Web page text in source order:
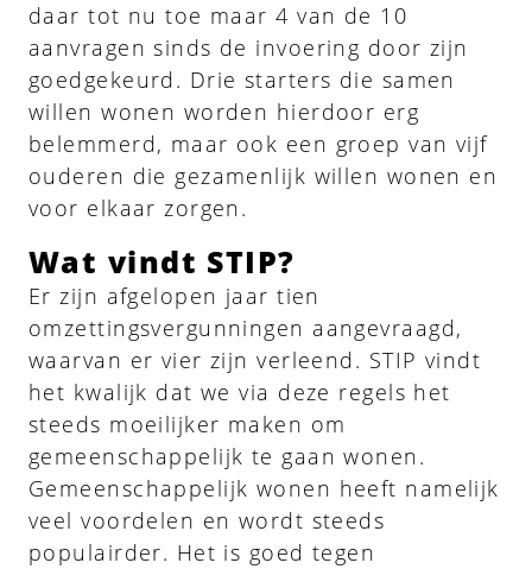
daar tot nu toe maar 4 van de 10
aanvragen sinds de invoering door zijn
goedgekeurd. Drie starters die samen
willen wonen worden hierdoor erg
belemmerd, maar ook een groep van vijf
ouderen die gezamenlijk willen wonen en
voor elkaar zorgen.
Wat vindt STIP?
Er zijn afgelopen jaar tien
omzettingsvergunningen aangevraagd,
waarvan er vier zijn verleend. STIP vindt
het kwalijk dat we via deze regels het
steeds moeilijker maken om
gemeenschappelijk te gaan wonen.
Gemeenschappelijk wonen heeft namelijk
veel voordelen en wordt steeds
populairder. Het is goed tegen